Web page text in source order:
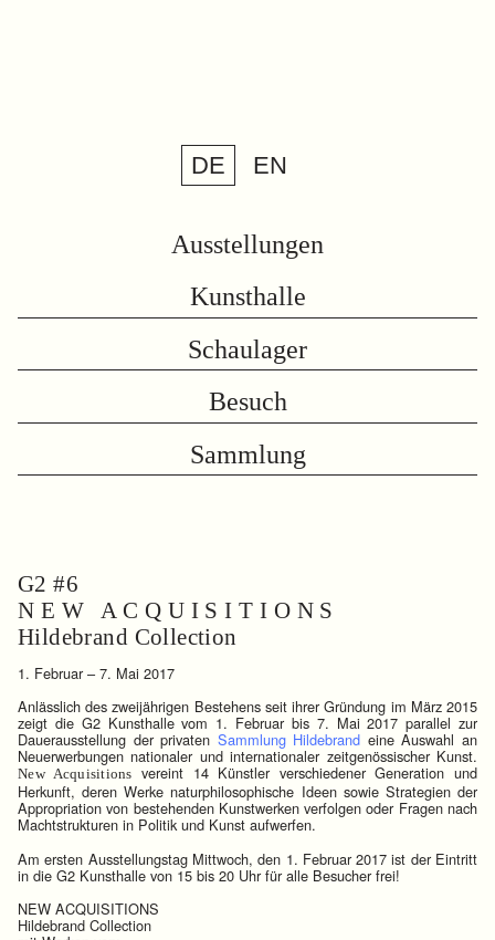
DE EN
Ausstellungen
Kunsthalle
Schaulager
Besuch
Sammlung
G2 #6
N E W A C Q U I S I T I O N S
Hildebrand Collection
1. Februar – 7. Mai 2017
Anlässlich des zweijährigen Bestehens seit ihrer Gründung im März 2015
zeigt die G2 Kunsthalle vom 1. Februar bis 7. Mai 2017 parallel zur
Dauerausstellung der privaten Sammlung Hildebrand eine Auswahl an
Neuerwerbungen nationaler und internationaler zeitgenössischer Kunst.
New Acquisitions
vereint 14 Künstler verschiedener Generation und
Herkunft, deren Werke naturphilosophische Ideen sowie Strategien der
Appropriation von bestehenden Kunstwerken verfolgen oder Fragen nach
Machtstrukturen in Politik und Kunst aufwerfen.
Am ersten Ausstellungstag Mittwoch, den 1. Februar 2017 ist der Eintritt
in die G2 Kunsthalle von 15 bis 20 Uhr für alle Besucher frei!
NEW ACQUISITIONS
Hildebrand Collection